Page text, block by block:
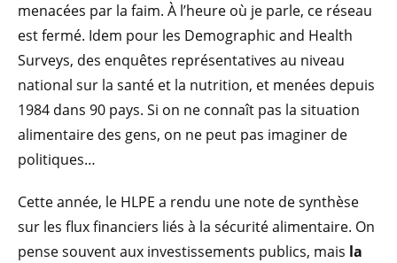
menacées par la faim. À l’heure où je parle, ce réseau
est fermé. Idem pour les Demographic and Health
Surveys, des enquêtes représentatives au niveau
national sur la santé et la nutrition, et menées depuis
1984 dans 90 pays. Si on ne connaît pas la situation
alimentaire des gens, on ne peut pas imaginer de
politiques…
Cette année, le HLPE a rendu une note de synthèse
sur les flux financiers liés à la sécurité alimentaire. On
pense souvent aux investissements publics, mais la